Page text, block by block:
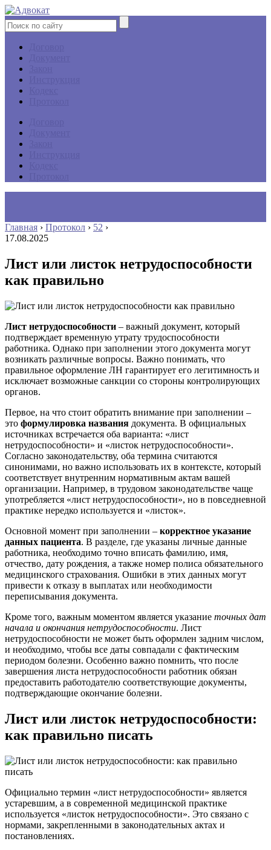
Главная › Протокол › 52 ›
17.08.2025
Лист или листок нетрудоспособности
как правильно
Лист нетрудоспособности – важный документ, который
подтверждает временную утрату трудоспособности
работника. Однако при заполнении этого документа могут
возникать различные вопросы. Важно понимать, что
правильное оформление ЛН гарантирует его легитимность и
исключает возможные санкции со стороны контролирующих
органов.
Первое, на что стоит обратить внимание при заполнении –
это формулировка названия документа. В официальных
источниках встречается оба варианта: «лист
нетрудоспособности» и «листок нетрудоспособности».
Согласно законодательству, оба термина считаются
синонимами, но важно использовать их в контексте, который
соответствует внутренним нормативным актам вашей
организации. Например, в трудовом законодательстве чаще
употребляется «лист нетрудоспособности», но в повседневной
практике нередко используется и «листок».
Основной момент при заполнении – корректное указание
данных пациента. В разделе, где указаны личные данные
работника, необходимо точно вписать фамилию, имя,
отчество, дату рождения, а также номер полиса обязательного
медицинского страхования. Ошибки в этих данных могут
привести к отказу в выплатах или необходимости
переписывания документа.
Кроме того, важным моментом является указание точных дат
начала и окончания нетрудоспособности. Лист
нетрудоспособности не может быть оформлен задним числом,
и необходимо, чтобы все даты совпадали с фактическим
периодом болезни. Особенно важно помнить, что после
завершения листа нетрудоспособности работник обязан
предоставить работодателю соответствующие документы,
подтверждающие окончание болезни.
Лист или листок нетрудоспособности:
как правильно писать
Официально термин «лист нетрудоспособности» является
устаревшим, а в современной медицинской практике
используется «листок нетрудоспособности». Это связано с
нормами, закрепленными в законодательных актах и
постановлениях.